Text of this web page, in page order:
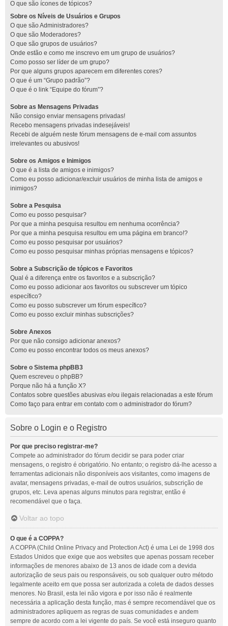
O que são ícones de tópicos?
Sobre os Níveis de Usuários e Grupos
O que são Administradores?
O que são Moderadores?
O que são grupos de usuários?
Onde estão e como me inscrevo em um grupo de usuários?
Como posso ser líder de um grupo?
Por que alguns grupos aparecem em diferentes cores?
O que é um “Grupo padrão”?
O que é o link “Equipe do fórum”?
Sobre as Mensagens Privadas
Não consigo enviar mensagens privadas!
Recebo mensagens privadas indesejáveis!
Recebi de alguém neste fórum mensagens de e-mail com assuntos
irrelevantes ou abusivos!
Sobre os Amigos e Inimigos
O que é a lista de amigos e inimigos?
Como eu posso adicionar/excluir usuários de minha lista de amigos e
inimigos?
Sobre a Pesquisa
Como eu posso pesquisar?
Por que a minha pesquisa resultou em nenhuma ocorrência?
Por que a minha pesquisa resultou em uma página em branco!?
Como eu posso pesquisar por usuários?
Como eu posso pesquisar minhas próprias mensagens e tópicos?
Sobre a Subscrição de tópicos e Favoritos
Qual é a diferença entre os favoritos e a subscrição?
Como eu posso adicionar aos favoritos ou subscrever um tópico
específico?
Como eu posso subscrever um fórum específico?
Como eu posso excluir minhas subscrições?
Sobre Anexos
Por que não consigo adicionar anexos?
Como eu posso encontrar todos os meus anexos?
Sobre o Sistema phpBB3
Quem escreveu o phpBB?
Porque não há a função X?
Contatos sobre questões abusivas e/ou ilegais relacionadas a este fórum
Como faço para entrar em contato com o administrador do fórum?
Sobre o Login e o Registro
Por que preciso registrar-me?
Compete ao administrador do fórum decidir se para poder criar
mensagens, o registro é obrigatório. No entanto; o registro dá-lhe acesso a
ferramentas adicionais não disponíveis aos visitantes, como imagens de
avatar, mensagens privadas, e-mail de outros usuários, subscrição de
grupos, etc. Leva apenas alguns minutos para registrar, então é
recomendável que o faça.
Voltar ao topo
O que é a COPPA?
A COPPA (Child Online Privacy and Protection Act) é uma Lei de 1998 dos
Estados Unidos que exige que aos websites que apenas possam receber
informações de menores abaixo de 13 anos de idade com a devida
autorização de seus pais ou responsáveis, ou sob qualquer outro método
legalmente aceito em que possa ser autorizada a coleta de dados desses
menores. No Brasil, esta lei não vigora e por isso não é realmente
necessária a aplicação desta função, mas é sempre recomendável que os
administradores apliquem as regras de suas comunidades e andem
sempre de acordo com a lei vigente do país. Se você está inseguro quanto